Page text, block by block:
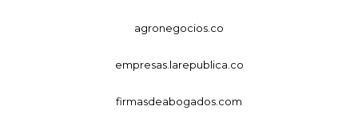
agronegocios.co
empresas.larepublica.co
firmasdeabogados.com